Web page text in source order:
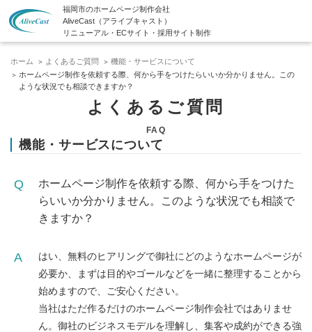
福岡市のホームページ制作会社
AliveCast（アライブキャスト）
リニューアル・ECサイト・採用サイト制作
ホーム よくあるご質問
機能・サービスについて
ホームページ制作を依頼する際、何から手をつけたらいいか分かりません。この
ような状況でも相談できますか？
よくあるご質問
FAQ
機能・サービスについて
ホームページ制作を依頼する際、何から手をつけた
らいいか分かりません。このような状況でも相談で
きますか？
はい、無料のヒアリングで御社にどのようなホームページが
必要か、まずは目的やゴールなどを一緒に整理することから
始めますので、ご安心ください。
当社はただ作るだけのホームページ制作会社ではありませ
ん。御社のビジネスモデルを理解し、集客や成約ができる強